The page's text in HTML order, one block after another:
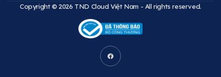
Copyright © 2026 TND Cloud Việt Nam - All rights reserved.